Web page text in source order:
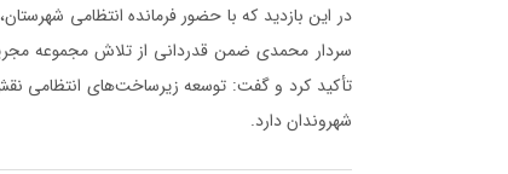
در این بازدید که با حضور فرمانده انتظامی
سردار محمدی ضمن قدردانی از تلاش مجموعه
تأکید کرد و گفت: توسعه زیرساخت‌های انتظامی
شهروندان دارد.